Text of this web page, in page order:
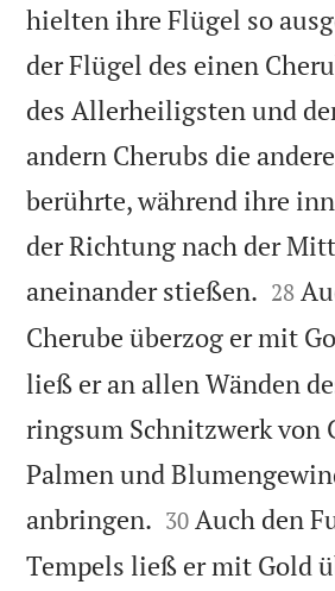
hielten ihre Flügel so
der Flügel des einen
des Allerheiligsten und
andern Cherubs die
berührte, während ihre
der Richtung nach der
aneinander stießen. 

28
Cherube überzog er mit
ließ er an allen Wänden
ringsum Schnitzwerk von
Palmen und
anbringen. 

30 Auch den
Tempels ließ er mit Gold